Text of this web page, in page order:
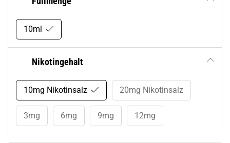
10ml
Nikotingehalt
10mg Nikotinsalz 20mg Nikotinsalz
3mg 6mg 9mg 12mg